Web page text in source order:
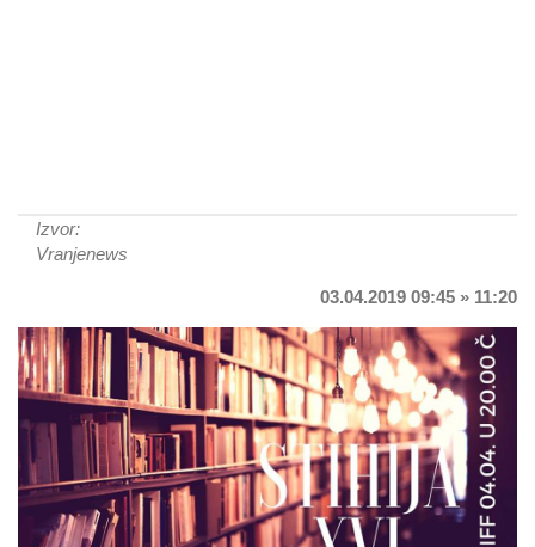
Izvor:
Vranjenews
03.04.2019 09:45 » 11:20